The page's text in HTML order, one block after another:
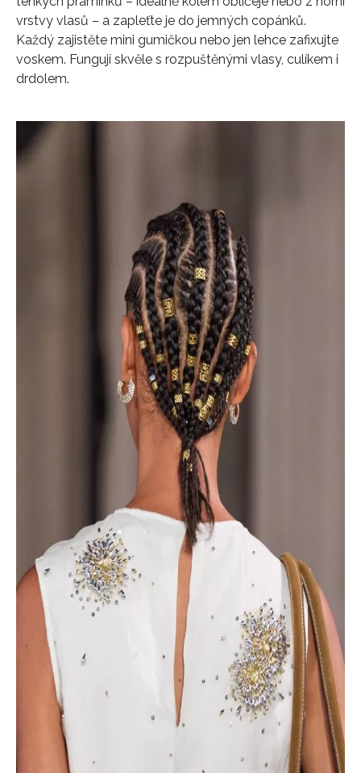
vrstvy vlasů – a zapleťte je do jemných copánků.
Každý zajistěte mini gumičkou nebo jen lehce zafixujte
voskem. Fungují skvěle s rozpuštěnými vlasy, culíkem i
drdolem.